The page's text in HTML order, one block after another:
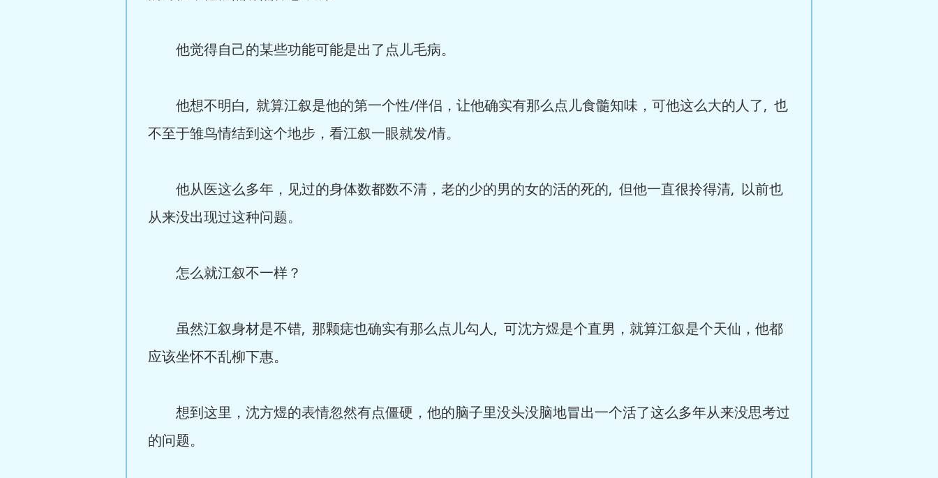
他觉得自己的某些功能可能是出了点儿毛病。
他想不明白, 就算江叙是他的第一个性/伴侣，让他确实有那么点儿食髓知味，可他这么大的人了, 也
不至于雏鸟情结到这个地步，看江叙一眼就发/情。
他从医这么多年，见过的身体数都数不清，老的少的男的女的活的死的, 但他一直很拎得清, 以前也
从来没出现过这种问题。
怎么就江叙不一样？
虽然江叙身材是不错, 那颗痣也确实有那么点儿勾人, 可沈方煜是个直男，就算江叙是个天仙，他都
应该坐怀不乱柳下惠。
想到这里，沈方煜的表情忽然有点僵硬，他的脑子里没头没脑地冒出一个活了这么多年从来没思考过
的问题。